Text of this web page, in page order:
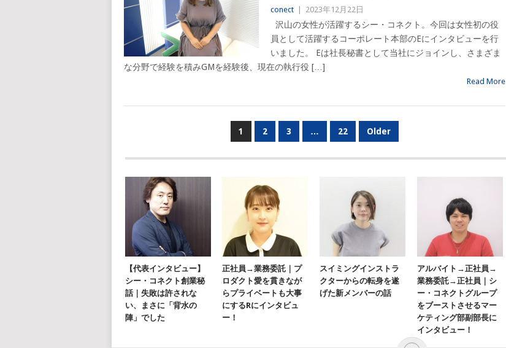
conect 2023年12月22日
沢山の女性が活躍するシー・コネクト。今回は女性初の役
員として活躍するコーポレート本部のEにインタビューを行
いました。 Eは社長秘書として当社にジョインし、さまざま
な分野で経験を積みGMを経験後、現在の執行役 […]
Read More
ー
シ
ョ
ン
1 2 3 … 22 Older
【代表インタビュー】
シー・コネクト創業秘
話｜失敗は許されな
い、まさに「背水の
陣」でした
正社員→業務委託｜プ
ロダクト愛を貫きなが
らプライベートも大事
にするRにインタビュ
ー！
スイミングインストラ
クターからの転身を遂
げた新メンバーの話
アルバイト→正社員→
業務委託→正社員｜シ
ー・コネクトグループ
をブーストさせるマー
ケティング部副部長に
インタビュー！